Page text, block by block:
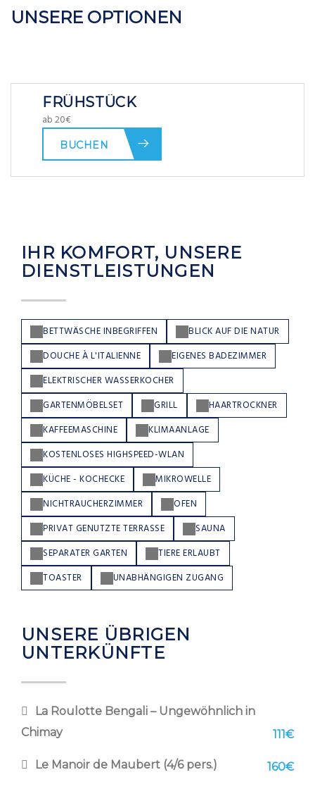
UNSERE OPTIONEN
FRÜHSTÜCK
ab 20€
BUCHEN
IHR KOMFORT, UNSERE
DIENSTLEISTUNGEN
BETTWÄSCHE INBEGRIFFEN
BLICK AUF DIE NATUR
DOUCHE À L'ITALIENNE
EIGENES BADEZIMMER
ELEKTRISCHER WASSERKOCHER
GARTENMÖBELSET
GRILL
HAARTROCKNER
KAFFEEMASCHINE
KLIMAANLAGE
KOSTENLOSES HIGHSPEED-WLAN
KÜCHE - KOCHECKE
MIKROWELLE
NICHTRAUCHERZIMMER
OFEN
PRIVAT GENUTZTE TERRASSE
SAUNA
SEPARATER GARTEN
TIERE ERLAUBT
TOASTER
UNABHÄNGIGEN ZUGANG
UNSERE ÜBRIGEN
UNTERKÜNFTE
La Roulotte Bengali – Ungewöhnlich in
Chimay
111€
Le Manoir de Maubert (4/6 pers.) 160€